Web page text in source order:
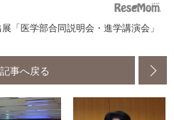
「医学部合同説明会・進学講演会」
事へ戻る